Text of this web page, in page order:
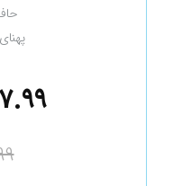
7.99 دلار